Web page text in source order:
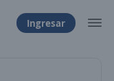
Ingresar